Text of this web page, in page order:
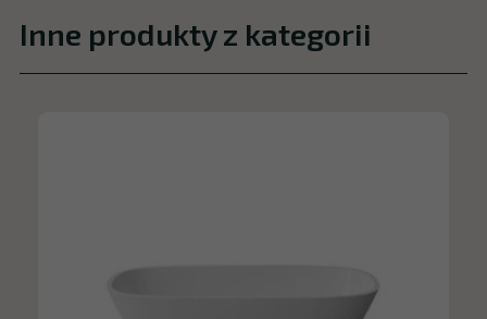
Inne produkty z kategorii